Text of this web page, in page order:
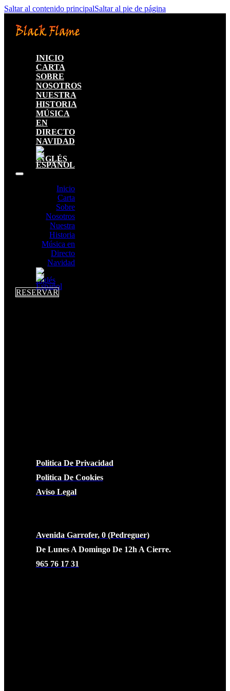
Saltar al contenido principalSaltar al pie de página
INICIO
CARTA
SOBRE
NOSOTROS
NUESTRA
HISTORIA
MÚSICA
EN
DIRECTO
NAVIDAD
Inicio
Carta
Sobre
Nosotros
Nuestra
Historia
Música en
Directo
Navidad
RESERVAR
Politica De Privacidad
Politica De Cookies
Aviso Legal
Avenida Garrofer, 0 (Pedreguer)
De Lunes A Domingo De 12h A Cierre.
965 76 17 31